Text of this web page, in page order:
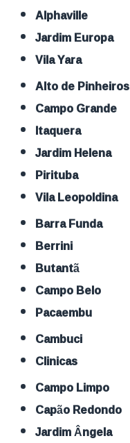
Alphaville
Jardim Europa
Vila Yara
Alto de Pinheiros
Campo Grande
Itaquera
Jardim Helena
Pirituba
Vila Leopoldina
Barra Funda
Berrini
Butantã
Campo Belo
Pacaembu
Cambuci
Clinicas
Campo Limpo
Capão Redondo
Jardim Ângela